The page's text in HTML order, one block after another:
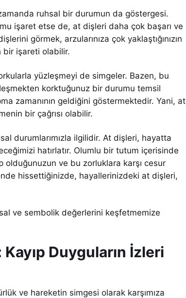
ruhsal bir durumun da göstergesi.
işaret etse de, at dişleri daha çok başarı ve
görmek, arzularınıza çok yaklaştığınızın
bir işareti olabilir.
yüzleşmeyi de simgeler. Bazen, bu
korktuğunuz bir durumu temsil
zamanının geldiğini göstermektedir. Yani, at
bir çağrısı olabilir.
durumlarımızla ilgilidir. At dişleri, hayatta
hatırlatır. Olumlu bir tutum içerisinde
ve bu zorluklara karşı cesur
hissettiğinizde, hayallerinizdeki at dişleri,
ve sembolik değerlerini keşfetmemize
Duyguların İzleri
ve hareketin simgesi olarak karşımıza